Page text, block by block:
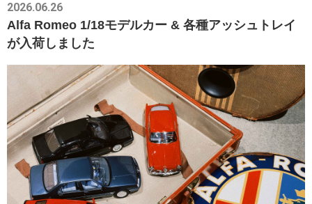
2026.06.26
Alfa Romeo 1/18モデルカー & 各種アッシュトレイ
が入荷しました